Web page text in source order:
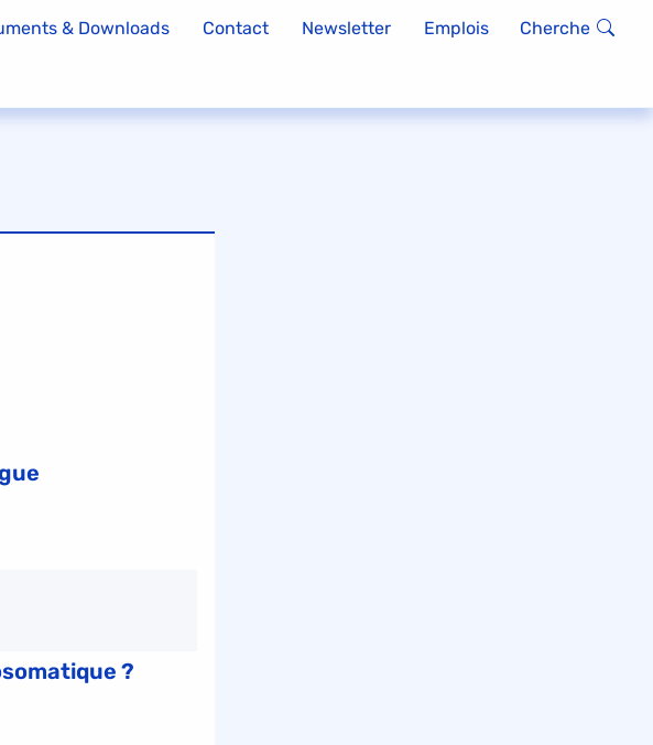
& Downloads Contact Newsletter Emplois Cherche
?